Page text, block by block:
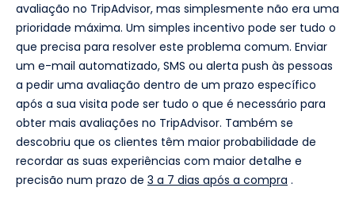
avaliação no TripAdvisor, mas simplesmente não era uma
prioridade máxima. Um simples incentivo pode ser tudo o
que precisa para resolver este problema comum. Enviar
um e-mail automatizado, SMS ou alerta push às pessoas
a pedir uma avaliação dentro de um prazo específico
após a sua visita pode ser tudo o que é necessário para
obter mais avaliações no TripAdvisor. Também se
descobriu que os clientes têm maior probabilidade de
recordar as suas experiências com maior detalhe e
precisão num prazo de 3 a 7 dias após a compra .